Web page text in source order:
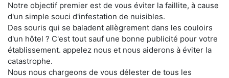
Notre objectif premier est de vous éviter la faillite, à cause
d'un simple souci d'infestation de nuisibles.
Des souris qui se baladent allègrement dans les couloirs
d'un hôtel ? C'est tout sauf une bonne publicité pour votre
établissement. appelez nous et nous aiderons à éviter la
catastrophe.
Nous nous chargeons de vous délester de tous les